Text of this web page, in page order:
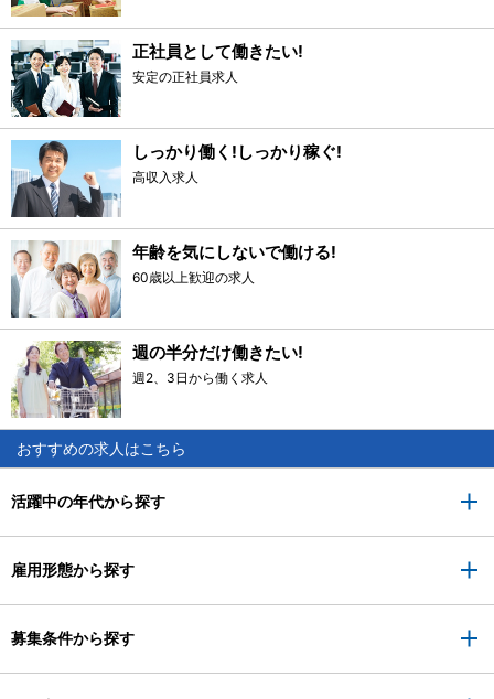
正社員として働きたい!
安定の正社員求人
しっかり働く!しっかり稼ぐ!
高収入求人
年齢を気にしないで働ける!
60歳以上歓迎の求人
週の半分だけ働きたい!
週2、3日から働く求人
おすすめの求人はこちら
活躍中の年代から探す
雇用形態から探す
募集条件から探す